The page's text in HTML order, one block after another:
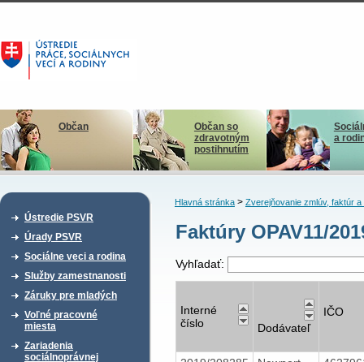
Občan
Občan so
zdravotným
postihnutím
a
Ústredie PSVR
Úrady PSVR
Sociálne veci a rodina
Služby zamestnanosti
Záruky pre mladých
Voľné pracovné
miesta
Zariadenia
sociálnoprávnej
Hlavná stránka> Zverejňovanie zmlúv, faktúr a
Faktúry OPAV11/
Vyhľadať:
Interné
číslo
Dodávateľ
IČO